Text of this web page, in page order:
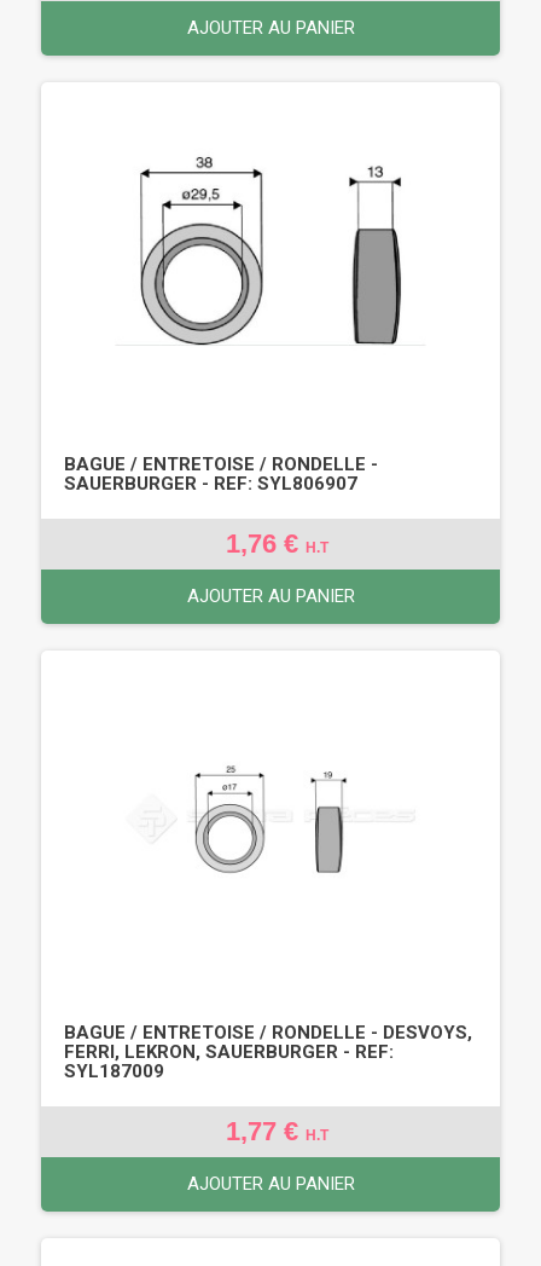
AJOUTER AU PANIER
BAGUE / ENTRETOISE / RONDELLE -
SAUERBURGER - REF: SYL806907
1,76 € H.T
AJOUTER AU PANIER
BAGUE / ENTRETOISE / RONDELLE - DESVOYS,
FERRI, LEKRON, SAUERBURGER - REF:
SYL187009
1,77 € H.T
AJOUTER AU PANIER